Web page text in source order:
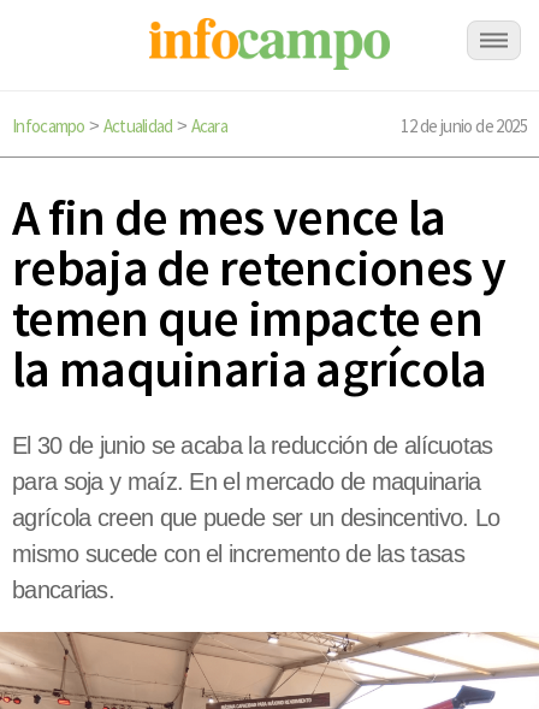
Infocampo > Actualidad > Acara 12 de junio de 2025
A fin de mes vence la
rebaja de retenciones y
temen que impacte en
la maquinaria agrícola
El 30 de junio se acaba la reducción de alícuotas
para soja y maíz. En el mercado de maquinaria
agrícola creen que puede ser un desincentivo. Lo
mismo sucede con el incremento de las tasas
bancarias.